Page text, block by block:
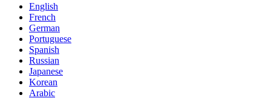
English
French
German
Portuguese
Spanish
Russian
Japanese
Korean
Arabic